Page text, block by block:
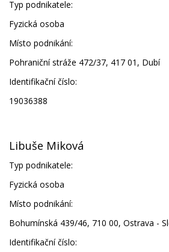
Typ podnikatele:
Fyzická osoba
Místo podnikání:
Pohraniční stráže 472/37, 417 01, Dubí
Identifikační číslo:
19036388
Libuše Miková
Typ podnikatele:
Fyzická osoba
Místo podnikání:
Bohumínská 439/46, 710 00, Ostrava -
Identifikační číslo: